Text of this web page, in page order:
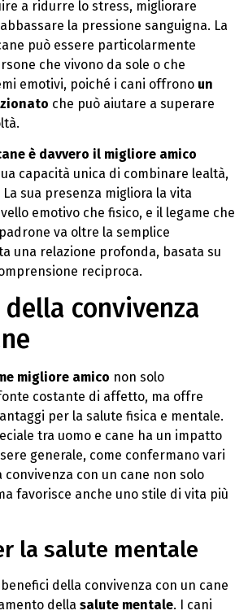
a ridurre lo stress, migliorare
la pressione sanguigna. La
può essere particolarmente
che vivono da sole o che
emotivi, poiché i cani offrono un
che può aiutare a superare
è davvero il migliore amico
capacità unica di combinare lealtà,
sua presenza migliora la vita
emotivo che fisico, e il legame che
va oltre la semplice
una relazione profonda, basata su
reciproca.
convivenza
migliore amico non solo
costante di affetto, ma offre
per la salute fisica e mentale.
tra uomo e cane ha un impatto
generale, come confermano vari
con un cane non solo
favorisce anche uno stile di vita più
la salute mentale
della convivenza con un cane
della salute mentale. I cani